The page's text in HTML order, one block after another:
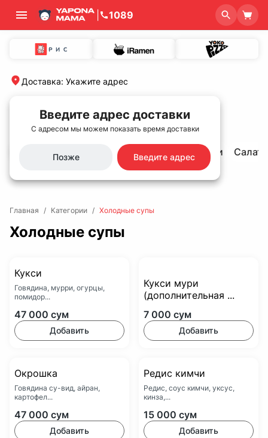
1089
Доставка: Укажите адрес
Хит продаж🌟 Сеты Роллы и суши
Главная / Категории / Холодные супы
Холодные супы
Кукси
Говядина, мурри, огурцы,
помидор...
47 000 сум
Добавить
Кукси мури
(дополнительная ...
7 000 сум
Добавить
Окрошка
Говядина су-вид, айран,
картофел...
47 000 сум
Добавить
Редис кимчи
Редис, соус кимчи, уксус,
кинза,...
15 000 сум
Добавить
Введите адрес доставки
С адресом мы можем показать время доставки
Позже Введите адрес